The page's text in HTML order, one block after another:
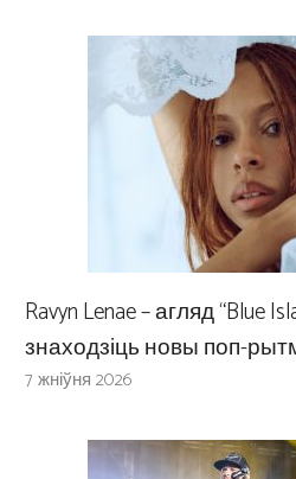
Ravyn Lenae – агляд “Blue
знаходзіць новы поп-
7 жніўня 2026